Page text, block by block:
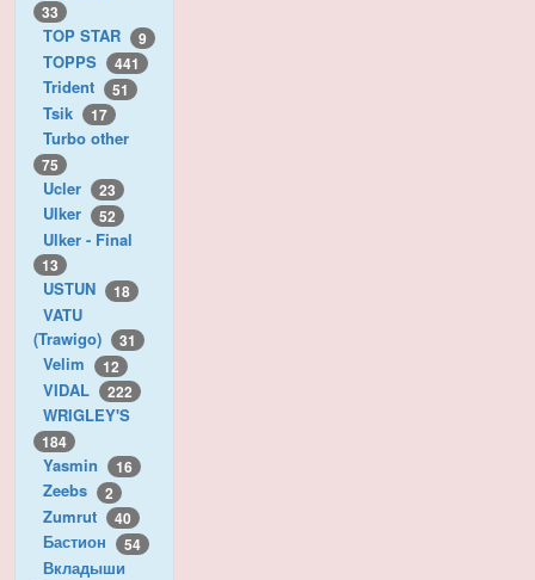
33
TOP STAR 9
TOPPS 441
Trident 51
Tsik 17
Turbo other
75
Ucler 23
Ulker 52
Ulker - Final
13
USTUN 18
VATU
(Trawigo)
31
Velim 12
VIDAL 222
WRIGLEY'S
184
Yasmin 16
Zeebs 2
Zumrut 40
Бастион 54
Вкладыши